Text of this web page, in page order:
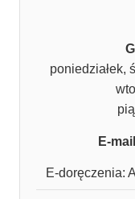
poniedziałek,
E-
E-doręczenia: